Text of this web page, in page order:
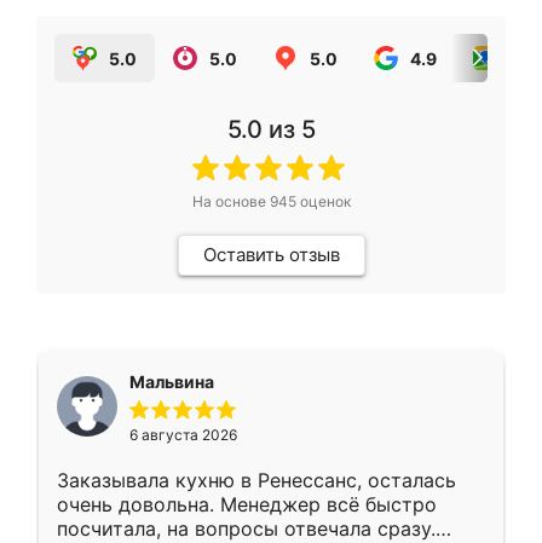
5.0 5.0 5.0 4.9
5.0 из 5
На основе 945оценок
Оставить отзыв
Мальвина
6 августа 2026
Заказывала кухню в Ренессанс, осталась
очень довольна. Менеджер всё быстро
посчитала, на вопросы отвечала сразу.